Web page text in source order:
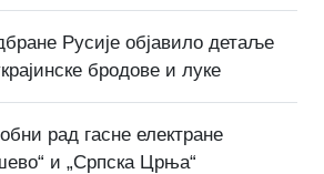
Русије објавило детаље
бродове и луке
рад гасне електране
и „Српска Црња“